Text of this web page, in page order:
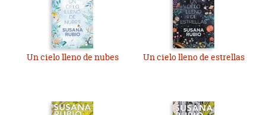
Un cielo lleno de nubes Un cielo lleno de estrellas